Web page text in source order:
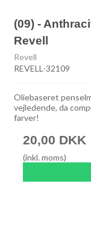
(09) -
Revell
Revell
REVELL-32109
Oliebaseret
vejledende, da
farver!
20,00 DKK
(inkl. moms)